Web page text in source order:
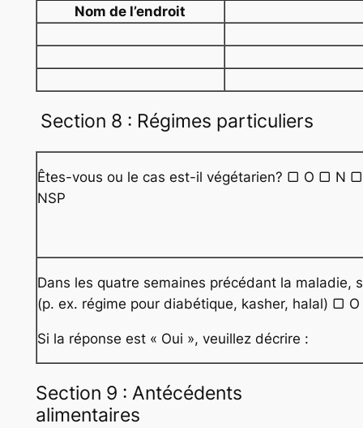
Nom de l’endroit
Section 8 : Régimes particuliers
Êtes-vous ou le cas est-il végétarien? ▢ O ▢ N ▢
NSP
Dans les quatre semaines précédant la
(p. ex. régime pour diabétique, kasher, halal) ▢
Si la réponse est « Oui », veuillez décrire :
Section 9 : Antécédents
alimentaires